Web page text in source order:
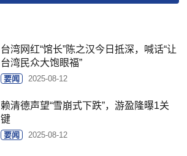
台湾网红“馆长”陈之汉今日抵深，喊话“让
台湾民众大饱眼福”
要闻 2025-08-12
赖清德声望“雪崩式下跌”，游盈隆曝1关
键
要闻 2025-08-12